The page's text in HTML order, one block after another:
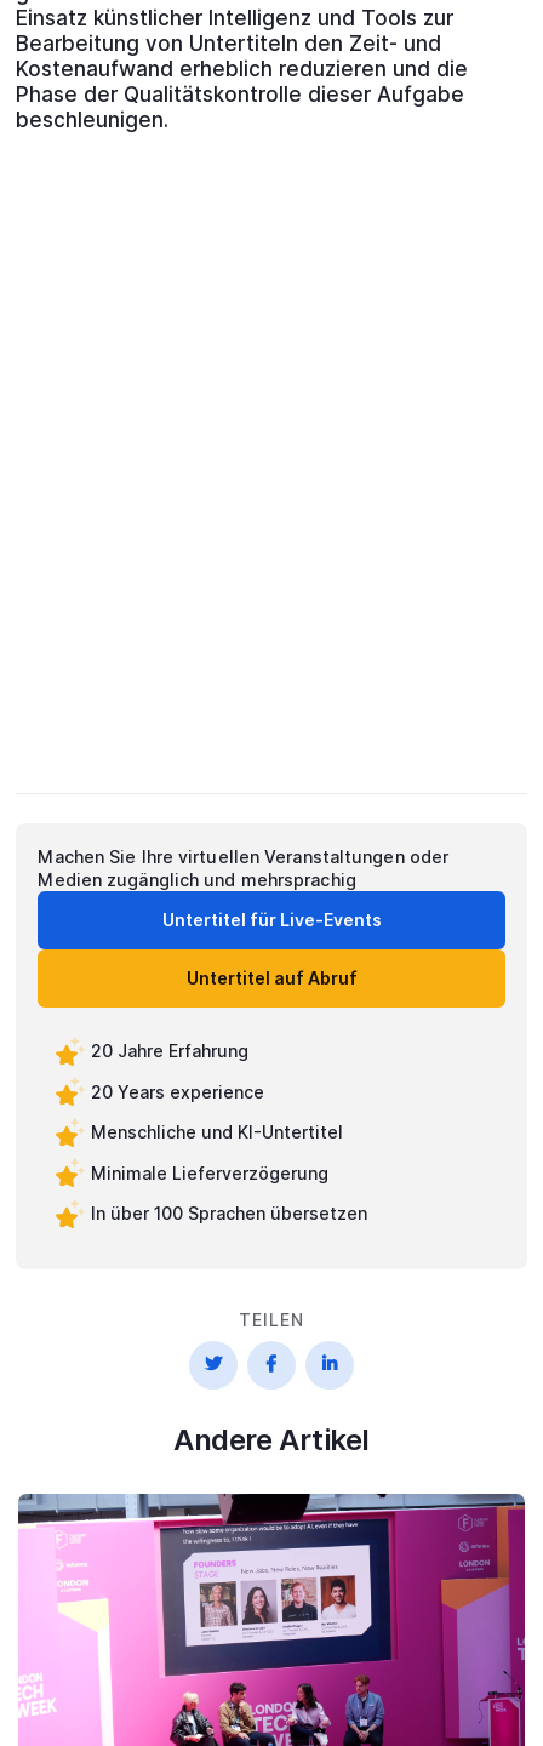
Einsatz künstlicher Intelligenz und Tools zur
Bearbeitung von Untertiteln den Zeit- und
Kostenaufwand erheblich reduzieren und die
Phase der Qualitätskontrolle dieser Aufgabe
beschleunigen.
Machen Sie Ihre virtuellen Veranstaltungen oder
Medien zugänglich und mehrsprachig
Untertitel für Live-Events
Untertitel auf Abruf
20 Jahre Erfahrung
20 Years experience
Menschliche und KI-Untertitel
Minimale Lieferverzögerung
In über 100 Sprachen übersetzen
TEILEN
  
Andere Artikel